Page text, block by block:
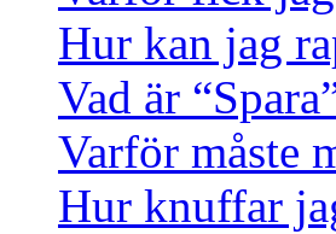
Hur kan jag
Vad är
Varför måste
Hur knuffar